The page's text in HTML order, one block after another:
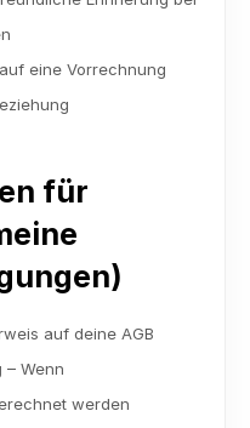
eine Vorrechnung
für
auf deine AGB
– Wenn
werden